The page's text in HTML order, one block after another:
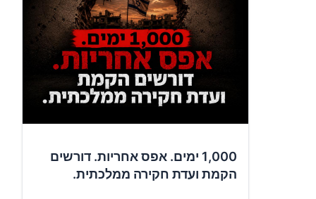
1,000 ימים. אפס אחריות. דורשים
הקמת ועדת חקירה ממלכתית.